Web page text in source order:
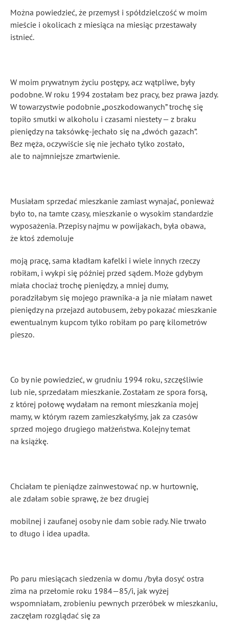
Można powiedzieć, że przemysł i spółdzielczość w moim
mieście i okolicach z miesiąca na miesiąc przestawały
istnieć.
W moim prywatnym życiu postępy, acz wątpliwe, były
podobne. W roku 1994 zostałam bez pracy, bez prawa jazdy.
W towarzystwie podobnie „poszkodowanych” trochę się
topiło smutki w alkoholu i czasami niestety — z braku
pieniędzy na taksówkę-jechało się na „dwóch gazach”.
Bez męża, oczywiście się nie jechało tylko zostało,
ale to najmniejsze zmartwienie.
Musiałam sprzedać mieszkanie zamiast wynajać, ponieważ
było to, na tamte czasy, mieszkanie o wysokim standardzie
wyposażenia. Przepisy najmu w powijakach, była obawa,
że ktoś zdemoluje
moją pracę, sama kładłam kafelki i wiele innych rzeczy
robiłam, i wykpi się później przed sądem. Może gdybym
miała chociaż trochę pieniędzy, a mniej dumy,
poradziłabym się mojego prawnika-a ja nie miałam nawet
pieniędzy na przejazd autobusem, żeby pokazać mieszkanie
ewentualnym kupcom tylko robiłam po parę kilometrów
pieszo.
Co by nie powiedzieć, w grudniu 1994 roku, szczęśliwie
lub nie, sprzedałam mieszkanie. Zostałam ze spora forsą,
z której połowę wydałam na remont mieszkania mojej
mamy, w którym razem zamieszkałyśmy, jak za czasów
sprzed mojego drugiego małżeństwa. Kolejny temat
na książkę.
Chciałam te pieniądze zainwestować np. w hurtownię,
ale zdałam sobie sprawę, że bez drugiej
mobilnej i zaufanej osoby nie dam sobie rady. Nie trwało
to długo i idea upadła.
Po paru miesiącach siedzenia w domu /była dosyć ostra
zima na przełomie roku 1984—85/i, jak wyżej
wspomniałam, zrobieniu pewnych przeróbek w mieszkaniu,
zaczęłam rozglądać się za